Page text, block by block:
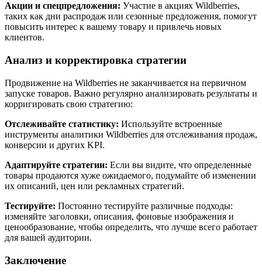
Акции и спецпредложения: Участие в акциях Wildberries,
таких как дни распродаж или сезонные предложения, помогут
повысить интерес к вашему товару и привлечь новых
клиентов.
Анализ и корректировка стратегии
Продвижение на Wildberries не заканчивается на первичном
запуске товаров. Важно регулярно анализировать результаты и
корригировать свою стратегию:
Отслеживайте статистику: Используйте встроенные
инструменты аналитики Wildberries для отслеживания продаж,
конверсии и других KPI.
Адаптируйте стратегии: Если вы видите, что определенные
товары продаются хуже ожидаемого, подумайте об изменении
их описаний, цен или рекламных стратегий.
Тестируйте: Постоянно тестируйте различные подходы:
изменяйте заголовки, описания, фоновые изображения и
ценообразование, чтобы определить, что лучше всего работает
для вашей аудитории.
Заключение